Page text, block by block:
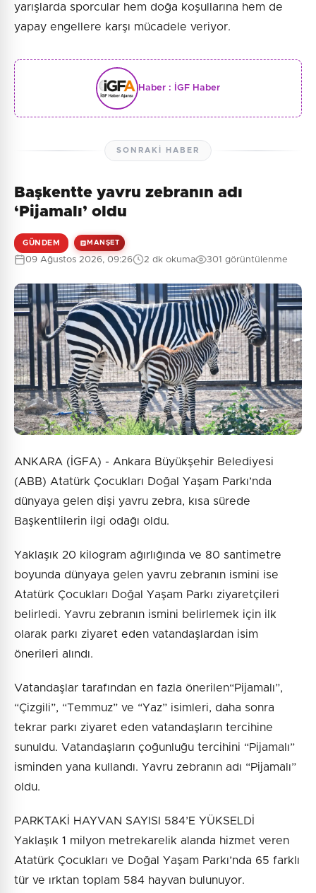
yarışlarda sporcular hem doğa koşullarına hem de
yapay engellere karşı mücadele veriyor.
Haber : İGF Haber
SONRAKI HABER
Başkentte yavru zebranın adı
‘Pijamalı’ oldu
GÜNDEM MANŞET
09 Ağustos 2026, 09:26 2 dk okuma 301 görüntülenme
ANKARA (İGFA) - Ankara Büyükşehir Belediyesi
(ABB) Atatürk Çocukları Doğal Yaşam Parkı’nda
dünyaya gelen dişi yavru zebra, kısa sürede
Başkentlilerin ilgi odağı oldu.
Yaklaşık 20 kilogram ağırlığında ve 80 santimetre
boyunda dünyaya gelen yavru zebranın ismini ise
Atatürk Çocukları Doğal Yaşam Parkı ziyaretçileri
belirledi. Yavru zebranın ismini belirlemek için ilk
olarak parkı ziyaret eden vatandaşlardan isim
önerileri alındı.
Vatandaşlar tarafından en fazla önerilen“Pijamalı”,
“Çizgili”, “Temmuz” ve “Yaz” isimleri, daha sonra
tekrar parkı ziyaret eden vatandaşların tercihine
sunuldu. Vatandaşların çoğunluğu tercihini “Pijamalı”
isminden yana kullandı. Yavru zebranın adı “Pijamalı”
oldu.
PARKTAKİ HAYVAN SAYISI 584’E YÜKSELDİ
Yaklaşık 1 milyon metrekarelik alanda hizmet veren
Atatürk Çocukları ve Doğal Yaşam Parkı’nda 65 farklı
tür ve ırktan toplam 584 hayvan bulunuyor.